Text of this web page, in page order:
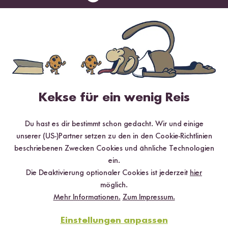
Loading...
9
Beschichteter
Edelstahl Wok 32 cm
ab CHF 108.30
Beschichteter
Edelstahl Wok 28 cm
ab CHF 96.35
HIGH PROTEIN
Kekse für ein wenig Reis
Du hast es dir bestimmt schon gedacht. Wir und einige
unserer (US-)Partner setzen zu den in den Cookie-Richtlinien
beschriebenen Zwecken Cookies und ähnliche Technologien
ein.
Die Deaktivierung optionaler Cookies ist jederzeit hier
möglich.
Mehr Informationen. Zum Impressum.
Einstellungen anpassen